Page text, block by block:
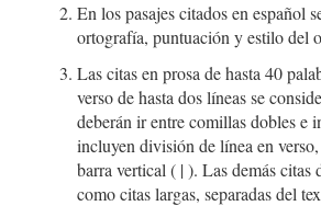
En los pasajes citados en español
ortografía, puntuación y estilo del
Las citas en prosa de hasta 40
verso de hasta dos líneas se
deberán ir entre comillas dobles e
incluyen división de línea en
barra vertical ( | ). Las demás citas
como citas largas, separadas del